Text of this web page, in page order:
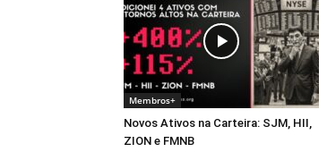
Membros+
Novos Ativos na Carteira: SJM, HII,
ZION e FMNB